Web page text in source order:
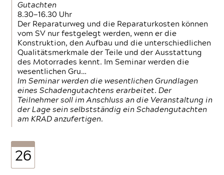
Gutachten
8.30—16.30 Uhr
Der Reparaturweg und die Reparaturkosten können
vom SV nur festgelegt werden, wenn er die
Konstruktion, den Aufbau und die unterschiedlichen
Qualitätsmerkmale der Teile und der Ausstattung
des Motorrades kennt. Im Seminar werden die
wesentlichen Gru…
Im Seminar werden die wesentlichen Grundlagen
eines Schadengutachtens erarbeitet. Der
Teilnehmer soll im Anschluss an die Veranstaltung in
der Lage sein selbstständig ein Schadengutachten
am KRAD anzufertigen.
26